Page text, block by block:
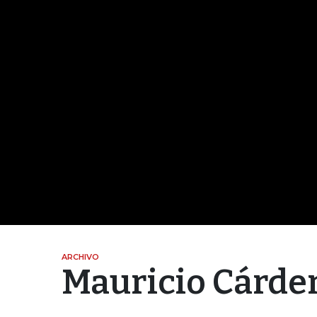
ARCHIVO
Mauricio